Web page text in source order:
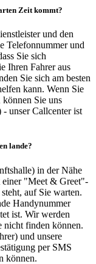
Zeit kommt?
und den
Telefonnummer und
Sie sich
Ihren Fahrer aus
Sie sich am besten
kann. Wenn Sie
Sie uns
unser Callcenter ist
lande?
in der Nähe
einer "Meet & Greet"-
auf Sie warten.
Handynummer
ist. Wir werden
nicht finden können.
und unsere
per SMS
können.